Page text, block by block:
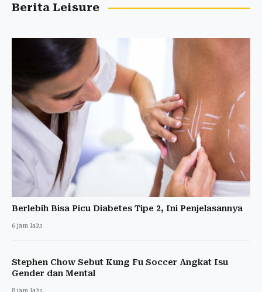
Berita Leisure
Berlebih Bisa Picu Diabetes Tipe 2, Ini Penjelasannya
6 jam lalu
Stephen Chow Sebut Kung Fu Soccer Angkat Isu
Gender dan Mental